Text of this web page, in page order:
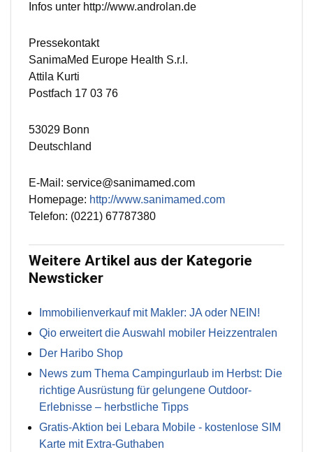
Infos unter http://www.androlan.de
Pressekontakt
SanimaMed Europe Health S.r.l.
Attila Kurti
Postfach 17 03 76
53029 Bonn
Deutschland
E-Mail: service@sanimamed.com
Homepage: http://www.sanimamed.com
Telefon: (0221) 67787380
Weitere Artikel aus der Kategorie
Newsticker
Immobilienverkauf mit Makler: JA oder NEIN!
Qio erweitert die Auswahl mobiler Heizzentralen
Der Haribo Shop
News zum Thema Campingurlaub im Herbst: Die
richtige Ausrüstung für gelungene Outdoor-
Erlebnisse – herbstliche Tipps
Gratis-Aktion bei Lebara Mobile - kostenlose SIM
Karte mit Extra-Guthaben